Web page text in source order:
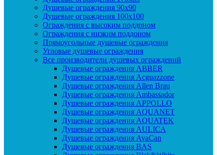
Душевые ограждения 90x90
Душевые ограждения 100x100
Ограждения с высоким поддоном
Ограждения с низким поддоном
Прямоугольные душевые ограждения
Угловые душевые ограждения
Все производители душевых ограждений
Душевые ограждения ABBER
Душевые ограждения Acguazzone
Душевые ограждения Allen Brau
Душевые ограждения Ambassador
Душевые ограждения APPOLLO
Душевые ограждения AQUANET
Душевые ограждения AQUATEK
Душевые ограждения AULICA
Душевые ограждения AvaCan
Душевые ограждения BAS